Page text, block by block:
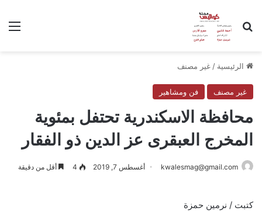
بحث عن
الرئيسية / غير مصنف
غير مصنف فن ومشاهير
محافظة الاسكندرية تحتفل بمئوية
المخرج العبقرى عز الدين ذو الفقار
kwalesmag@gmail.com أغسطس 7, 2019 4 أقل من دقيقة
كتبت / نرمين حمزة